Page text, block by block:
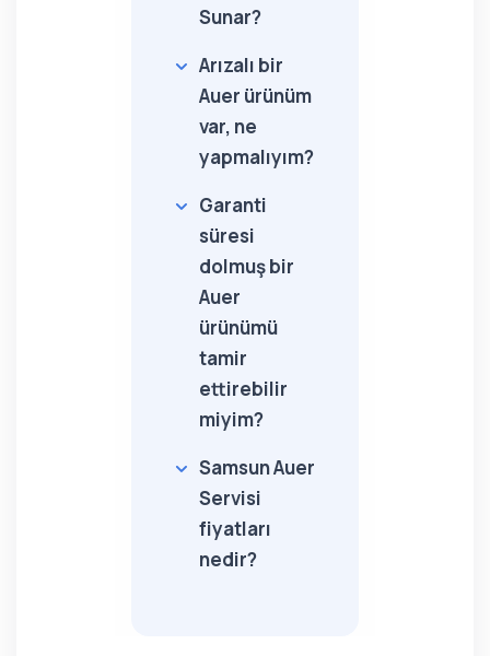
Sunar?
Arızalı bir
Auer ürünüm
var, ne
yapmalıyım?
Garanti
süresi
dolmuş bir
Auer
ürünümü
tamir
ettirebilir
miyim?
Samsun Auer
Servisi
fiyatları
nedir?